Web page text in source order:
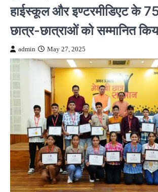
हाईस्कूल और इण्टरमीडिएट के 75
छात्र-छात्राओं को सम्मानित
admin May 27, 2025